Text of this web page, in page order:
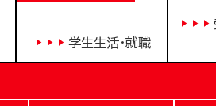
学生生活・就職